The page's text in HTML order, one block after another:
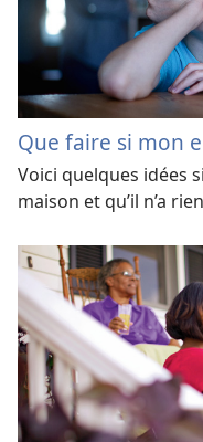
Que faire si mon
Voici quelques idées
maison et qu’il n’a